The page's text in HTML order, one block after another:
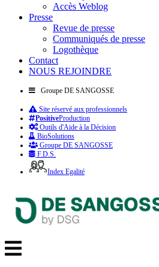
Accès Weblog
Presse
Revue de presse
Communiqués de presse
Logothèque
Contact
NOUS REJOINDRE
Groupe DE SANGOSSE
Site réservé aux professionnels
PositiveProduction
Outils d'Aide à la Décision
BioSolutions
Groupe DE SANGOSSE
F.D.S.
Index Egalité